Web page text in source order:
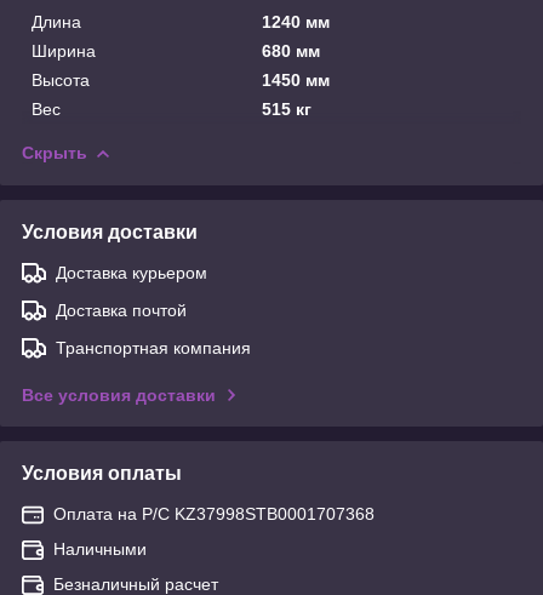
Длина
1240 мм
Ширина
680 мм
Высота
1450 мм
Вес
515 кг
Скрыть
Условия доставки
Доставка курьером
Доставка почтой
Транспортная компания
Все условия доставки
Условия оплаты
Оплата на Р/С KZ37998STB0001707368
Наличными
Безналичный расчет